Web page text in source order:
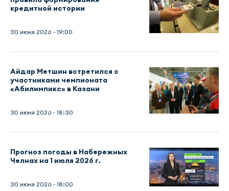
кредитной истории
30 июня 2026 - 19:00
Айдар Метшин встретился с
участниками чемпионата
«Абилимпикс» в Казани
30 июня 2026 - 18:30
Прогноз погоды в Набережных
Челнах на 1 июля 2026 г.
30 июня 2026 - 18:00